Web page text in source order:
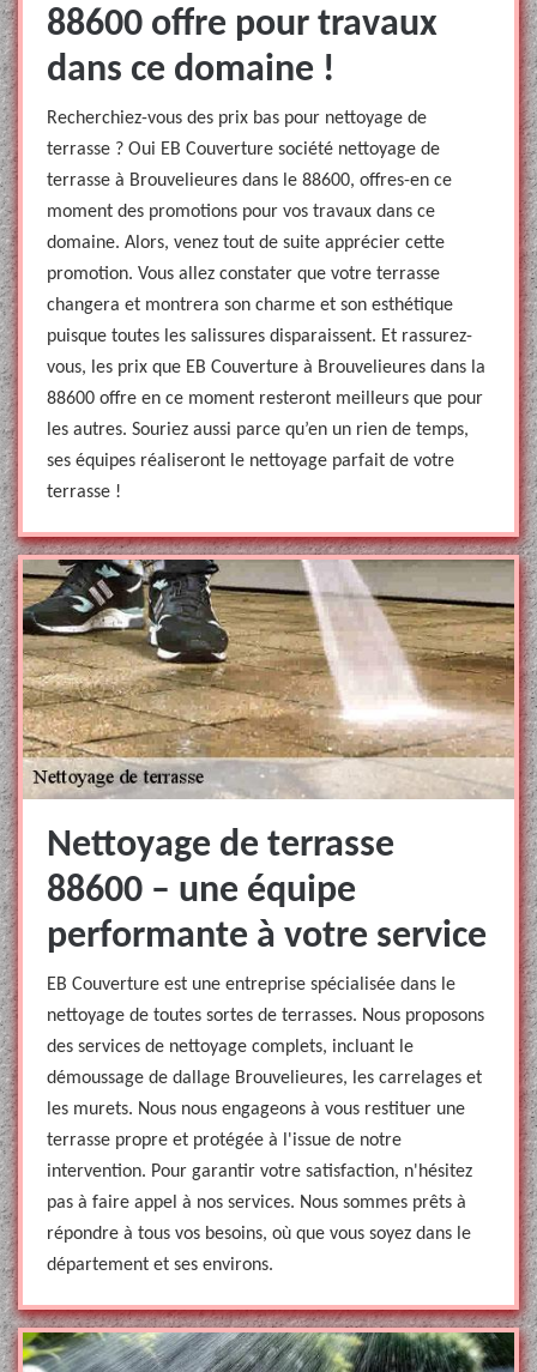
88600 offre pour travaux
dans ce domaine !
Recherchiez-vous des prix bas pour nettoyage de
terrasse ? Oui EB Couverture société nettoyage de
terrasse à Brouvelieures dans le 88600, offres-en ce
moment des promotions pour vos travaux dans ce
domaine. Alors, venez tout de suite apprécier cette
promotion. Vous allez constater que votre terrasse
changera et montrera son charme et son esthétique
puisque toutes les salissures disparaissent. Et rassurez-
vous, les prix que EB Couverture à Brouvelieures dans la
88600 offre en ce moment resteront meilleurs que pour
les autres. Souriez aussi parce qu’en un rien de temps,
ses équipes réaliseront le nettoyage parfait de votre
terrasse !
Nettoyage de terrasse
88600 – une équipe
performante à votre service
EB Couverture est une entreprise spécialisée dans le
nettoyage de toutes sortes de terrasses. Nous proposons
des services de nettoyage complets, incluant le
démoussage de dallage Brouvelieures, les carrelages et
les murets. Nous nous engageons à vous restituer une
terrasse propre et protégée à l'issue de notre
intervention. Pour garantir votre satisfaction, n'hésitez
pas à faire appel à nos services. Nous sommes prêts à
répondre à tous vos besoins, où que vous soyez dans le
département et ses environs.